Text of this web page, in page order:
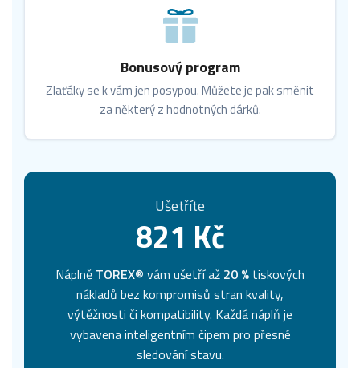
Bonusový program
Zlaťáky se k vám jen posypou. Můžete je pak směnit
za některý z hodnotných dárků.
Ušetříte
821 Kč
Náplně TOREX® vám ušetří až 20 % tiskových
nákladů bez kompromisů stran kvality,
výtěžnosti či kompatibility. Každá náplň je
vybavena inteligentním čipem pro přesné
sledování stavu.